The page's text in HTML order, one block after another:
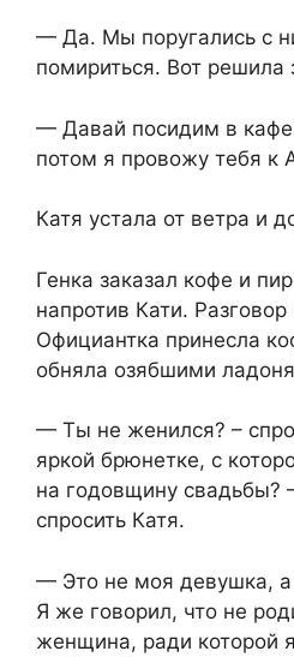
— Да. Мы поругались с
помириться. Вот решила
— Давай посидим в
потом я провожу тебя к
Катя устала от ветра и
Генка заказал кофе и
напротив Кати. Разговор
Официантка принесла
обняла озябшими
— Ты не женился? –
яркой брюнетке, с
на годовщину свадьбы?
спросить Катя.
— Это не моя девушка, а
Я же говорил, что не
женщина, ради которой